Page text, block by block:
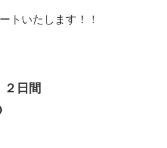
トいたします！！
２日間